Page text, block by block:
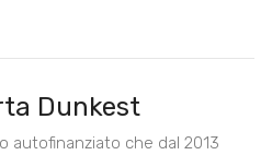
Dunkest
autofinanziato che dal 2013